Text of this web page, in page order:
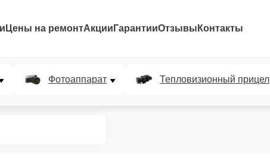
Цены на ремонтАкции ГарантииОтзывы Контакты
Фотоаппарат Тепловизионный прицел